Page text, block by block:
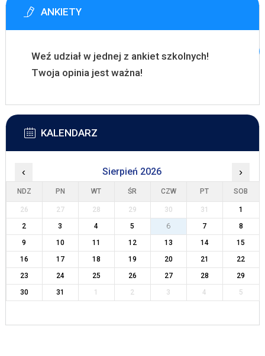
ANKIETY
Weź udział w jednej z ankiet szkolnych!
Twoja opinia jest ważna!
KALENDARZ
‹ Sierpień 2026 ›
NDZ PN WT ŚR CZW PT SOB
26 27 28 29 30 31
1
2
3 4 5 6 7
8
9
10 11 12 13 14
15
16
17 18 19 20 21
22
23
24 25 26 27 28
29
30
31 1 2 3 4 5